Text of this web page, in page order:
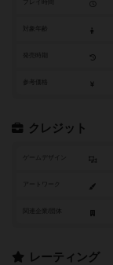
参考価格
クレジット
ゲームデザイン
アートワーク
レーティング